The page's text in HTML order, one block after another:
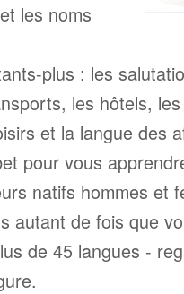
les noms
plus : les
les hôtels,
et la langue des
pour vous
natifs hommes et
autant de fois que
de 45 langues -